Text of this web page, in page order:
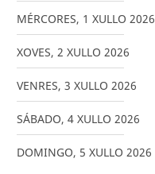
MÉRCORES, 1 XULLO 2026
XOVES, 2 XULLO 2026
VENRES, 3 XULLO 2026
SÁBADO, 4 XULLO 2026
DOMINGO, 5 XULLO 2026